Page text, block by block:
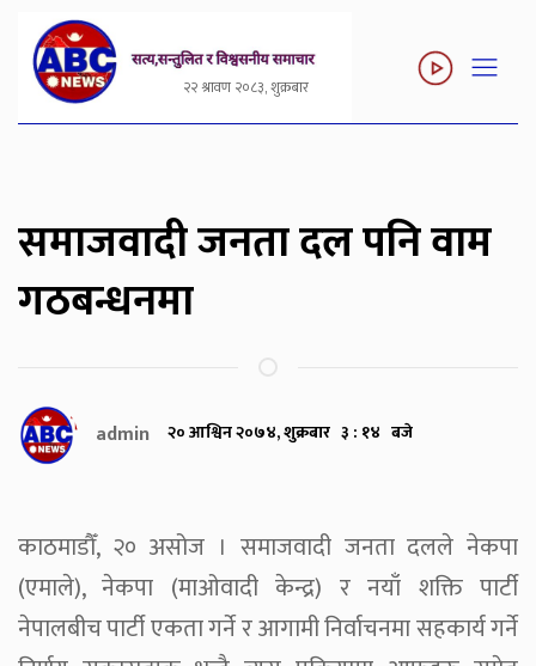
२२ श्रावण २०८३, शुक्रबार
समाजवादी जनता दल पनि वाम
गठबन्धनमा
admin २० आश्विन २०७४, शुक्रबार ३ : १४ बजे
काठमाडौँ, २० असोज । समाजवादी जनता दलले नेकपा
(एमाले), नेकपा (माओवादी केन्द्र) र नयाँ शक्ति पार्टी
नेपालबीच पार्टी एकता गर्ने र आगामी निर्वाचनमा सहकार्य गर्ने